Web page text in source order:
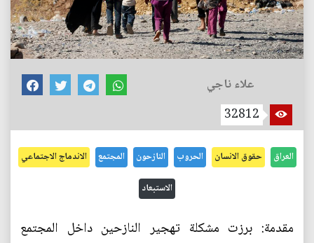
علاء ناجي
32812
العراق حقوق الانسان الحروب النازحون المجتمع الاندماج الاجتماعي
الاستبعاد
مقدمة: برزت مشكلة تهجير النازحين داخل المجتمع